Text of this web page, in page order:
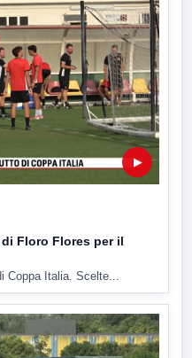
▶
Floro Flores per il
Coppa Italia. Scelte...